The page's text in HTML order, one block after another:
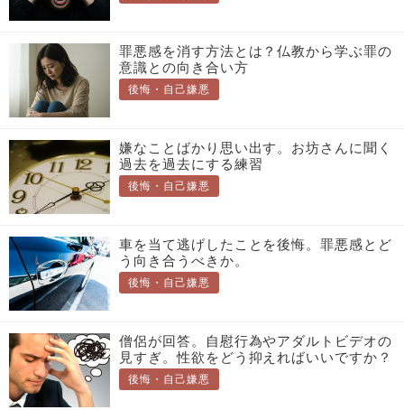
罪悪感を消す方法とは？仏教から学ぶ罪の
意識との向き合い方
後悔・自己嫌悪
嫌なことばかり思い出す。お坊さんに聞く
過去を過去にする練習
後悔・自己嫌悪
車を当て逃げしたことを後悔。罪悪感とど
う向き合うべきか。
後悔・自己嫌悪
僧侶が回答。自慰行為やアダルトビデオの
見すぎ。性欲をどう抑えればいいですか？
後悔・自己嫌悪